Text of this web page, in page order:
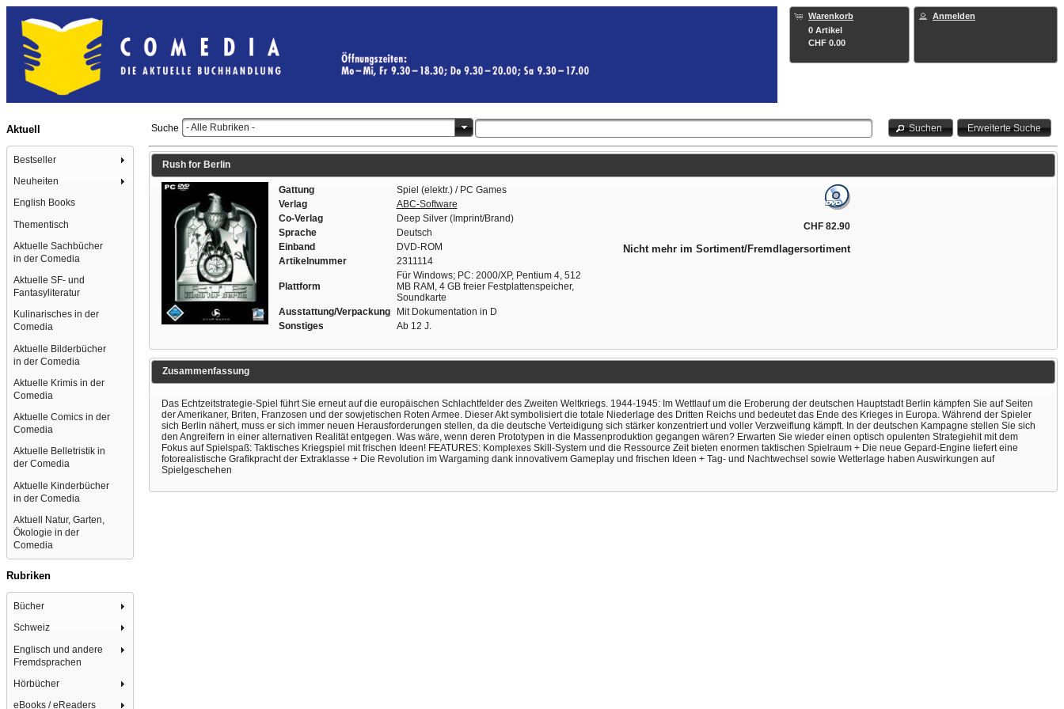
Warenkorb
0 Artikel
CHF 0.00
Anmelden
Aktuell
Bestseller
Neuheiten
English Books
Thementisch
Aktuelle Sachbücher
in der Comedia
Aktuelle SF- und
Fantasyliteratur
Kulinarisches in der
Comedia
Aktuelle Bilderbücher
in der Comedia
Aktuelle Krimis in der
Comedia
Aktuelle Comics in der
Comedia
Aktuelle Belletristik in
der Comedia
Aktuelle Kinderbücher
in der Comedia
Aktuell Natur, Garten,
Ökologie in der
Comedia
Rubriken
Bücher
Schweiz
Englisch und andere
Fremdsprachen
Hörbücher
eBooks / eReaders
Suche - Alle Rubriken - Suchen Erweiterte Suche
Rush for Berlin
Gattung
Spiel (elektr.) / PC Games
Verlag
ABC-Software
Co-Verlag
Deep Silver (Imprint/Brand)
Sprache
Deutsch
Einband
DVD-ROM
Artikelnummer
2311114
Plattform
Für Windows; PC: 2000/XP, Pentium 4, 512
MB RAM, 4 GB freier Festplattenspeicher,
Soundkarte
Ausstattung/Verpackung
Mit Dokumentation in D
Sonstiges
Ab 12 J.
CHF 82.90
Nicht mehr im Sortiment/Fremdlagersortiment
Zusammenfassung
Das Echtzeitstrategie-Spiel führt Sie erneut auf die europäischen Schlachtfelder des Zweiten Weltkriegs. 1944-1945: Im Wettlauf um die Eroberung der deutschen Hauptstadt Berlin kämpfen Sie auf Seiten
der Amerikaner, Briten, Franzosen und der sowjetischen Roten Armee. Dieser Akt symbolisiert die totale Niederlage des Dritten Reichs und bedeutet das Ende des Krieges in Europa. Während der Spieler
sich Berlin nähert, muss er sich immer neuen Herausforderungen stellen, da die deutsche Verteidigung sich stärker konzentriert und voller Verzweiflung kämpft. In der deutschen Kampagne stellen Sie sich
den Angreifern in einer alternativen Realität entgegen. Was wäre, wenn deren Prototypen in die Massenproduktion gegangen wären? Erwarten Sie wieder einen optisch opulenten Strategiehit mit dem
Fokus auf Spielspaß: Taktisches Kriegspiel mit frischen Ideen! FEATURES: Komplexes Skill-System und die Ressource Zeit bieten enormen taktischen Spielraum + Die neue Gepard-Engine liefert eine
fotorealistische Grafikpracht der Extraklasse + Die Revolution im Wargaming dank innovativem Gameplay und frischen Ideen + Tag- und Nachtwechsel sowie Wetterlage haben Auswirkungen auf
Spielgeschehen